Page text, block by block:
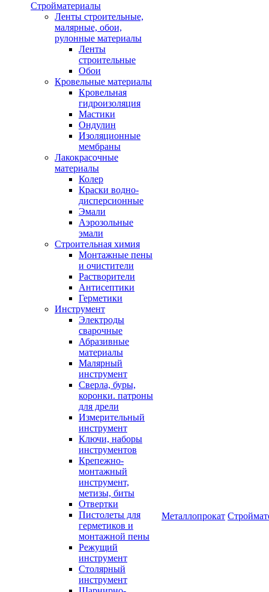
Стройматериалы
Ленты строительные,
малярные, обои,
рулонные материалы
Ленты
строительные
Обои
Кровельные материалы
Кровельная
гидроизоляция
Мастики
Ондулин
Изоляционные
мембраны
Лакокрасочные
материалы
Колер
Краски водно-
дисперсионные
Эмали
Аэрозольные
эмали
Строительная химия
Монтажные пены
и очистители
Растворители
Антисептики
Герметики
Инструмент
Электроды
сварочные
Абразивные
материалы
Малярный
инструмент
Сверла, буры,
коронки. патроны
для дрели
Измерительный
инструмент
Ключи, наборы
инструментов
Крепежно-
монтажный
инструмент,
метизы, биты
Отвертки
Пистолеты для
герметиков и
монтажной пены
Режущий
инструмент
Столярный
инструмент
Металлопрокат